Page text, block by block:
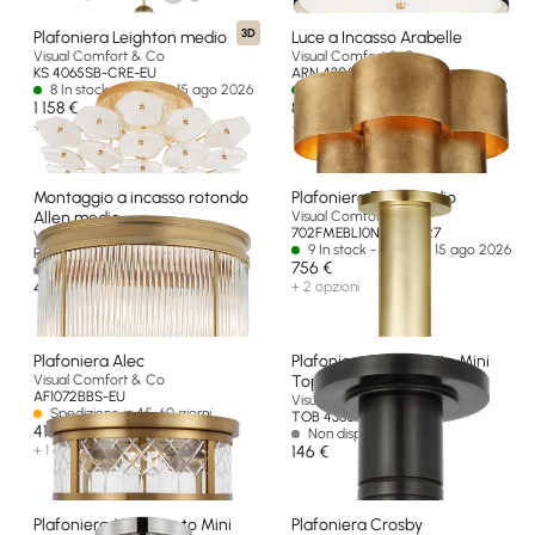
3D
Plafoniera Leighton medio
Visual Comfort & Co
KS 4065SB-CRE-EU
8 In stock - Ships by 15 ago 2026
1 158 €
+ 1 opzione
Luce a Incasso Arabelle
Visual Comfort & Co
ARN 4306G-FG-EU
1 In stock - Ships by 15 ago 2026
817 €
+ 1 opzione
Montaggio a incasso rotondo
Allen medio
Visual Comfort & Co
RL 4800NB-EU
Non disponibile
469 €
Plafoniera Ebell medio
Visual Comfort & Co
702FMEBL10NB-LED927
9 In stock - Ships by 15 ago 2026
756 €
+ 2 opzioni
Plafoniera Alec
Visual Comfort & Co
AF1072BBS-EU
Spedizione in 45-60 giorni
414 €
+ 1 opzione
Plafoniera Monopunto Mini
Top Hat
Visual Comfort & Co
TOB 4360BZ-EU
Non disponibile
146 €
Plafoniera Monopunto Mini
Plafoniera Crosby